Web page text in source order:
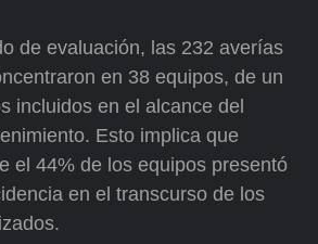
de evaluación, las 232 averías
en 38 equipos, de un
incluidos en el alcance del
Esto implica que
el 44% de los equipos presentó
en el transcurso de los